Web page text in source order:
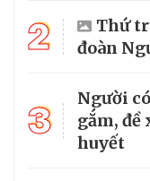
2
Thứ
đoàn
3
Người
gắm, đề
huyết